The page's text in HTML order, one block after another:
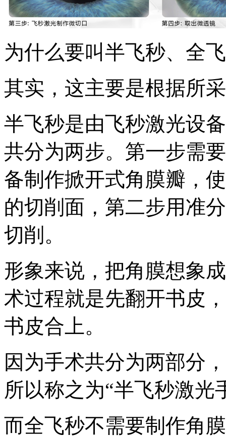
为什么要叫半飞秒、全
其实，这主要是根据所
半飞秒是由飞秒激光设
共分为两步。第一步需
备制作掀开式角膜瓣，
的切削面，第二步用准
切削。
形象来说，把角膜想象
术过程就是先翻开书皮
书皮合上。
因为手术共分为两部分
所以称之为“半飞秒激光
而全飞秒不需要制作角